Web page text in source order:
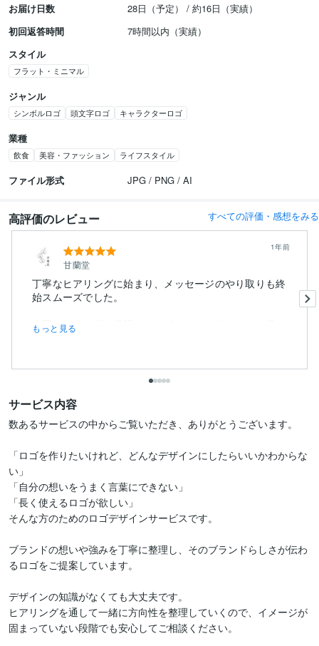
お届け日数
28日（予定） / 約16日（実績）
初回返答時間
7時間以内（実績）
スタイル
フラット・ミニマル
ジャンル
シンボルロゴ 頭文字ロゴ キャラクターロゴ
業種
飲食 美容・ファッション ライフスタイル
ファイル形式 JPG / PNG / AI
高評価のレビュー すべての評価・感想をみる
甘蘭堂
1年前
丁寧なヒアリングに始まり、メッセージのやり取りも終
始スムーズでした。
今回はこちら側の希望するデザインをお伝えして、希...
もっと見る
サービス内容
数あるサービスの中からご覧いただき、ありがとうございます。
「ロゴを作りたいけれど、どんなデザインにしたらいいかわからな
い」
「自分の想いをうまく言葉にできない」
「長く使えるロゴが欲しい」
そんな方のためのロゴデザインサービスです。
ブランドの想いや強みを丁寧に整理し、そのブランドらしさが伝わ
るロゴをご提案しています。
デザインの知識がなくても大丈夫です。
ヒアリングを通して一緒に方向性を整理していくので、イメージが
固まっていない段階でも安心してご相談ください。